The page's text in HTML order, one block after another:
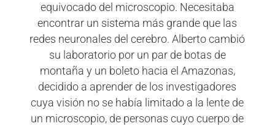
equivocado del microscopio. Necesitaba
encontrar un sistema más grande que las
redes neuronales del cerebro. Alberto cambió
su laboratorio por un par de botas de
montaña y un boleto hacia el Amazonas,
decidido a aprender de los investigadores
cuya visión no se había limitado a la lente de
un microscopio, de personas cuyo cuerpo de